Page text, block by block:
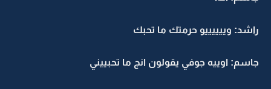
راشد: وييييييو حرمتك ما تحبك
جاسم: اوييه جوفي يقولون انج ما تحبييني